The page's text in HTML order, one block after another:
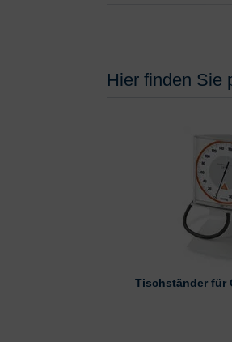
Hier finden Sie
Tischständer für